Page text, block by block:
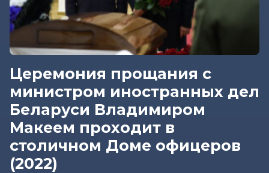
Церемония прощания с
министром иностранных дел
Беларуси Владимиром
Макеем проходит в
столичном Доме офицеров
(2022)